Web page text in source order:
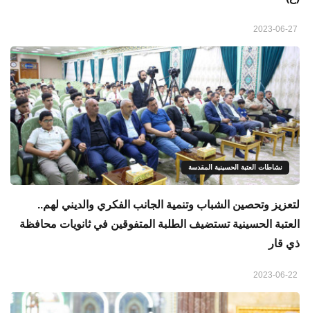
نشاطات العتبة الحسينية المقدسة
لتعزيز وتحصين الشباب وتنمية الجانب الفكري والديني لهم..
العتبة الحسينية تستضيف الطلبة المتفوقين في ثانويات محافظة
ذي قار